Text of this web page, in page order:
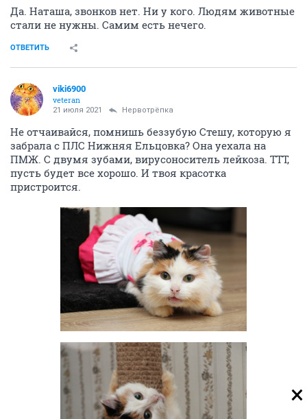
Да. Наташа, звонков нет. Ни у кого. Людям животные
стали не нужны. Самим есть нечего.
ОТВЕТИТЬ
viki6900
veteran
21 июля 2021 Нервотрёпка
Не отчаивайся, помнишь беззубую Стешу, которую я
забрала с ПЛС Нижняя Ельцовка? Она уехала на
ПМЖ. С двумя зубами, вирусоноситель лейкоза. ТТТ,
пусть будет все хорошо. И твоя красотка
пристроится.